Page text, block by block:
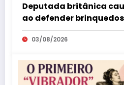
Deputada britânica
ao defender
como parte da
03/08/2026